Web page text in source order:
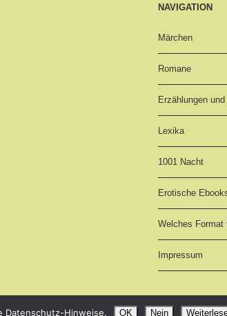
NAVIGATION
Märchen
Romane
Erzählungen
Lexika
1001 Nacht
Erotische
Welches Format
Impressum
Datenschutz-Hinweise. OK Nein